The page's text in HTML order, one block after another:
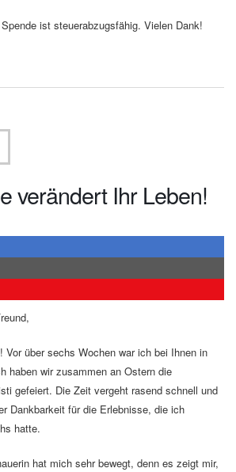
ist steuerabzugsfähig. Vielen Dank!
verändert Ihr Leben!
über sechs Wochen war ich bei Ihnen in
haben wir zusammen an Ostern die
gefeiert. Die Zeit vergeht rasend schnell und
Dankbarkeit für die Erlebnisse, die ich
hatte.
hat mich sehr bewegt, denn es zeigt mir,